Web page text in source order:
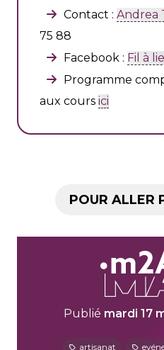
Contact : Andrea
75 88
Facebook : Fil à
Programme
aux cours ici
POUR ALLER
Publié mardi 17
artisanat